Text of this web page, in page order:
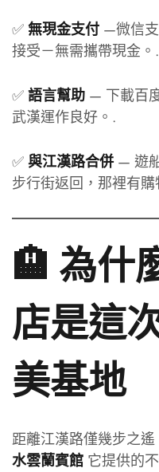
✅ 無現金支付 —微信
接受－無需攜帶現金。.
✅ 語言幫助 — 下載百
武漢運作良好。.
✅ 與江漢路合併— 遊
步行街返回，那裡有
🏨 為什
店是這
美基地
距離江漢路僅幾步之
水雲蘭賓館 它提供的